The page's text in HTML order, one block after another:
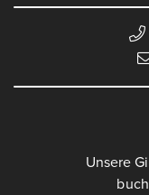
Unsere